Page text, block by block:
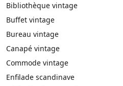
Bibliothèque vintage
Buffet vintage
Bureau vintage
Canapé vintage
Commode vintage
Enfilade scandinave